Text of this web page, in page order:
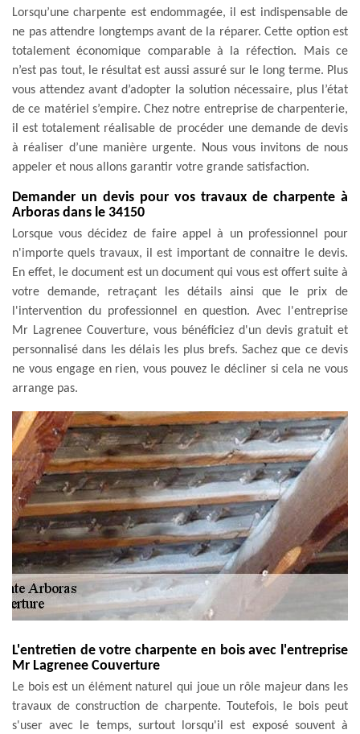
Lorsqu’une charpente est endommagée, il est indispensable de
ne pas attendre longtemps avant de la réparer. Cette option est
totalement économique comparable à la réfection. Mais ce
n’est pas tout, le résultat est aussi assuré sur le long terme. Plus
vous attendez avant d’adopter la solution nécessaire, plus l’état
de ce matériel s’empire. Chez notre entreprise de charpenterie,
il est totalement réalisable de procéder une demande de devis
à réaliser d’une manière urgente. Nous vous invitons de nous
appeler et nous allons garantir votre grande satisfaction.
Demander un devis pour vos travaux de charpente à
Arboras dans le 34150
Lorsque vous décidez de faire appel à un professionnel pour
n'importe quels travaux, il est important de connaitre le devis.
En effet, le document est un document qui vous est offert suite à
votre demande, retraçant les détails ainsi que le prix de
l'intervention du professionnel en question. Avec l'entreprise
Mr Lagrenee Couverture, vous bénéficiez d'un devis gratuit et
personnalisé dans les délais les plus brefs. Sachez que ce devis
ne vous engage en rien, vous pouvez le décliner si cela ne vous
arrange pas.
L'entretien de votre charpente en bois avec l'entreprise
Mr Lagrenee Couverture
Le bois est un élément naturel qui joue un rôle majeur dans les
travaux de construction de charpente. Toutefois, le bois peut
s'user avec le temps, surtout lorsqu'il est exposé souvent à